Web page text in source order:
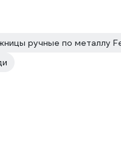
ручные по металлу